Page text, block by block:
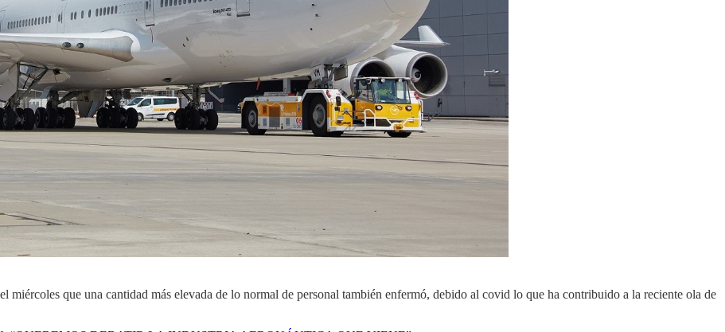
miércoles que una cantidad más elevada de lo normal de personal también enfermó, debido al covid lo que ha contribuido a la reciente ola de